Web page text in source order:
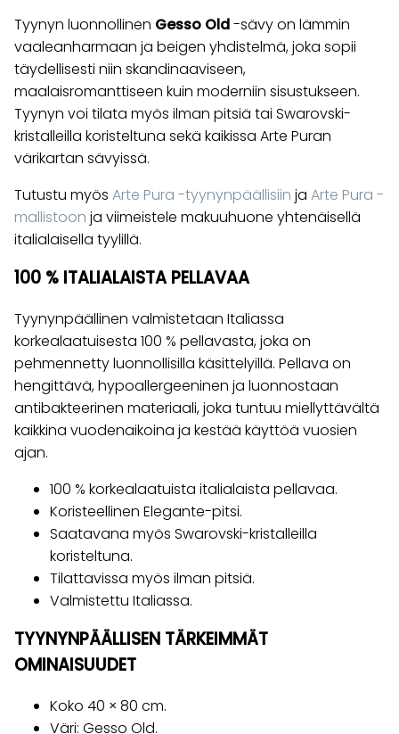
Tyynyn luonnollinen Gesso Old-sävy on lämmin
vaaleanharmaan ja beigen yhdistelmä, joka sopii
täydellisesti niin skandinaaviseen,
maalaisromanttiseen kuin moderniin sisustukseen.
Tyynyn voi tilata myös ilman pitsiä tai Swarovski-
kristalleilla koristeltuna sekä kaikissa Arte Puran
värikartan sävyissä.
Tutustu myös Arte Pura -tyynynpäällisiin ja Arte Pura -
mallistoon ja viimeistele makuuhuone yhtenäisellä
italialaisella tyylillä.
100 % ITALIALAISTA PELLAVAA
Tyynynpäällinen valmistetaan Italiassa
korkealaatuisesta 100 % pellavasta, joka on
pehmennetty luonnollisilla käsittelyillä. Pellava on
hengittävä, hypoallergeeninen ja luonnostaan
antibakteerinen materiaali, joka tuntuu miellyttävältä
kaikkina vuodenaikoina ja kestää käyttöä vuosien
ajan.
100 % korkealaatuista italialaista pellavaa.
Koristeellinen Elegante-pitsi.
Saatavana myös Swarovski-kristalleilla
koristeltuna.
Tilattavissa myös ilman pitsiä.
Valmistettu Italiassa.
TYYNYNPÄÄLLISEN TÄRKEIMMÄT
OMINAISUUDET
Koko 40 × 80 cm.
Väri: Gesso Old.